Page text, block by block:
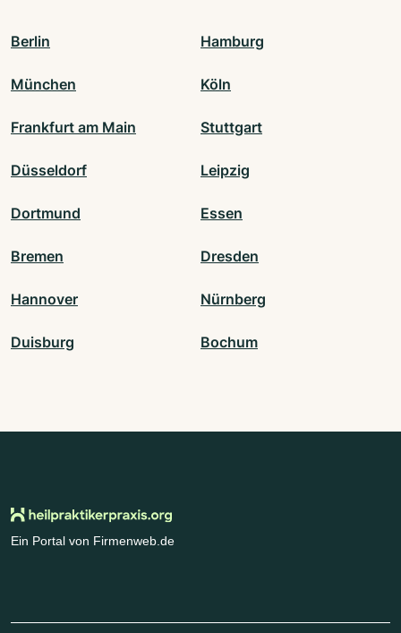
Berlin Hamburg
München Köln
Frankfurt am Main Stuttgart
Düsseldorf Leipzig
Dortmund Essen
Bremen Dresden
Hannover Nürnberg
Duisburg Bochum
Ein Portal von Firmenweb.de